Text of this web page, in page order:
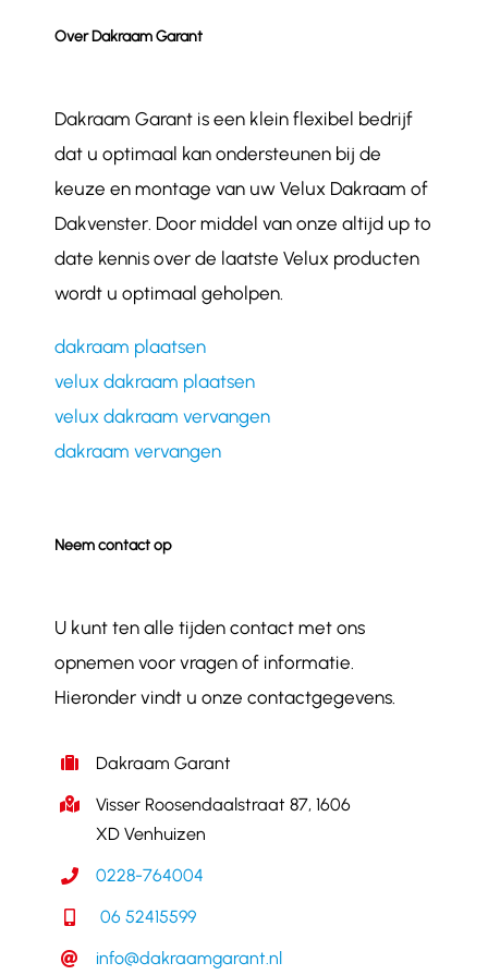
Over Dakraam Garant
Dakraam Garant is een klein flexibel bedrijf
dat u optimaal kan ondersteunen bij de
keuze en montage van uw Velux Dakraam of
Dakvenster. Door middel van onze altijd up to
date kennis over de laatste Velux producten
wordt u optimaal geholpen.
dakraam plaatsen
velux dakraam plaatsen
velux dakraam vervangen
dakraam vervangen
Neem contact op
U kunt ten alle tijden contact met ons
opnemen voor vragen of informatie.
Hieronder vindt u onze contactgegevens.
Dakraam Garant
Visser Roosendaalstraat 87, 1606
XD Venhuizen
0228-764004
06 52415599
info@dakraamgarant.nl